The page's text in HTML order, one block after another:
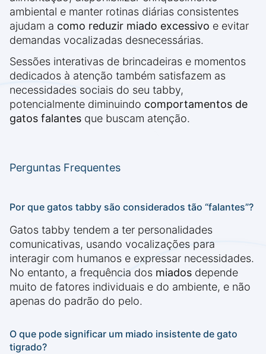
ambiental e manter rotinas diárias consistentes
ajudam a como reduzir miado excessivo e evitar
demandas vocalizadas desnecessárias.
Sessões interativas de brincadeiras e momentos
dedicados à atenção também satisfazem as
necessidades sociais do seu tabby,
potencialmente diminuindo comportamentos de
gatos falantes que buscam atenção.
Perguntas Frequentes
Por que gatos tabby são considerados tão “falantes”?
Gatos tabby tendem a ter personalidades
comunicativas, usando vocalizações para
interagir com humanos e expressar necessidades.
No entanto, a frequência dos miados depende
muito de fatores individuais e do ambiente, e não
apenas do padrão do pelo.
O que pode significar um miado insistente de gato
tigrado?